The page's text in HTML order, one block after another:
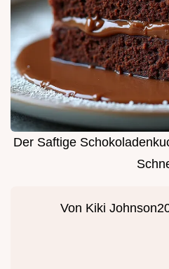
Der Saftige
Von Kiki Johnson